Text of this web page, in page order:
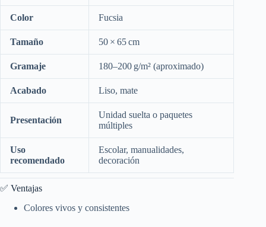
Color Fucsia
Tamaño 50 × 65 cm
Gramaje 180–200 g/m² (aproximado)
Acabado Liso, mate
Presentación
Unidad suelta o paquetes
múltiples
Uso
recomendado
Escolar, manualidades,
decoración
✅ Ventajas
Colores vivos y consistentes